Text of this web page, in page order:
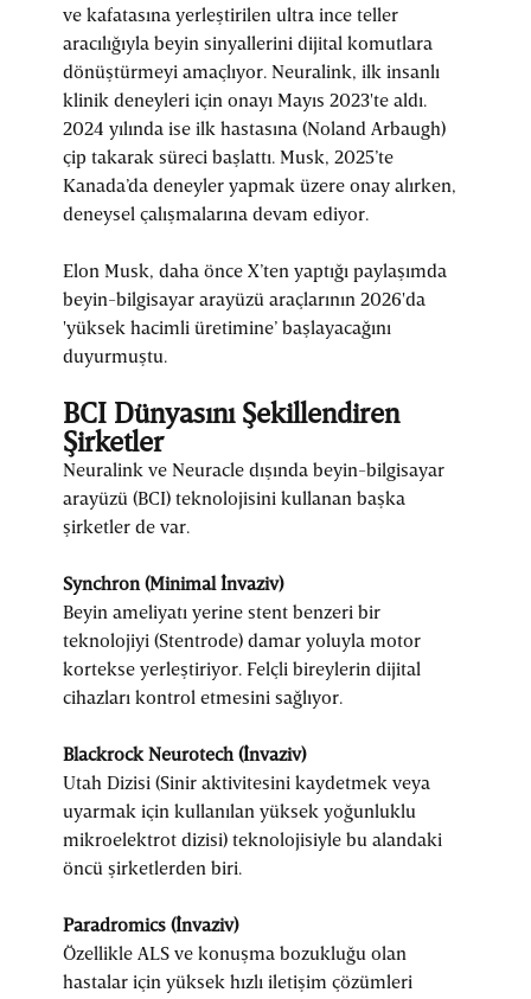
ve kafatasına yerleştirilen ultra ince teller
aracılığıyla beyin sinyallerini dijital komutlara
dönüştürmeyi amaçlıyor. Neuralink, ilk insanlı
klinik deneyleri için onayı Mayıs 2023'te aldı.
2024 yılında ise ilk hastasına (Noland Arbaugh)
çip takarak süreci başlattı. Musk, 2025’te
Kanada’da deneyler yapmak üzere onay alırken,
deneysel çalışmalarına devam ediyor.
Elon Musk, daha önce X’ten yaptığı paylaşımda
beyin-bilgisayar arayüzü araçlarının 2026'da
'yüksek hacimli üretimine’ başlayacağını
duyurmuştu.
BCI Dünyasını Şekillendiren
Şirketler
Neuralink ve Neuracle dışında beyin-bilgisayar
arayüzü (BCI) teknolojisini kullanan başka
şirketler de var.
Synchron (Minimal İnvaziv)
Beyin ameliyatı yerine stent benzeri bir
teknolojiyi (Stentrode) damar yoluyla motor
kortekse yerleştiriyor. Felçli bireylerin dijital
cihazları kontrol etmesini sağlıyor.
Blackrock Neurotech (İnvaziv)
Utah Dizisi (Sinir aktivitesini kaydetmek veya
uyarmak için kullanılan yüksek yoğunluklu
mikroelektrot dizisi) teknolojisiyle bu alandaki
öncü şirketlerden biri.
Paradromics (İnvaziv)
Özellikle ALS ve konuşma bozukluğu olan
hastalar için yüksek hızlı iletişim çözümleri